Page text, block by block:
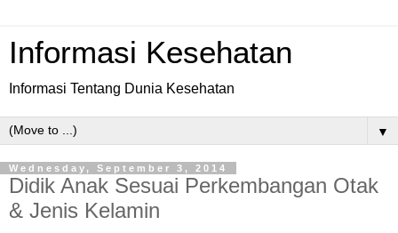
Informasi Kesehatan
Informasi Tentang Dunia Kesehatan
▼
Wednesday, September 3, 2014
Didik Anak Sesuai Perkembangan Otak
& Jenis Kelamin